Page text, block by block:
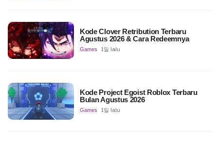
Kode Clover Retribution Terbaru
Agustus 2026 & Cara Redeemnya
Games 1일 lalu
Kode Project Egoist Roblox Terbaru
Bulan Agustus 2026
Games 1일 lalu